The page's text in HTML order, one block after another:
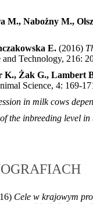
M., Nabożny M.,
E. (2016)
and Technology, 216:
K., Żak G., Lambert
Science, 4: 169-
in milk cows
the inbreeding level
Cele w krajowym